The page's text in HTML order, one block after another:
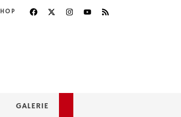
GALERIE